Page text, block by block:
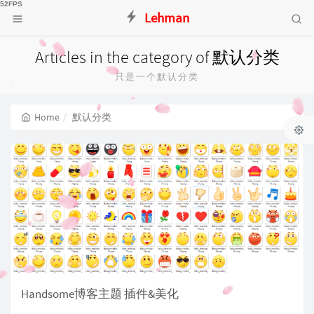
Lehman
Articles in the category of 默认分类
只是一个默认分类
Home 默认分类
Handsome博客主题 插件&美化